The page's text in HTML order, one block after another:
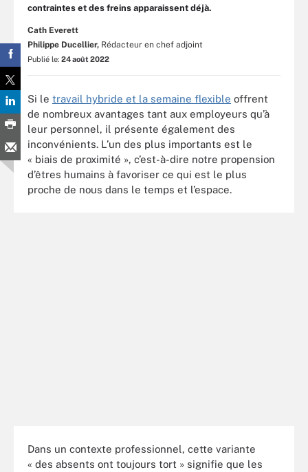
contraintes et des freins apparaissent déjà.
Cath Everett
Philippe Ducellier, Rédacteur en chef adjoint
Publié le: 24 août 2022
Si le travail hybride et la semaine flexible offrent
de nombreux avantages tant aux employeurs qu’à
leur personnel, il présente également des
inconvénients. L’un des plus importants est le
« biais de proximité », c’est-à-dire notre propension
d’êtres humains à favoriser ce qui est le plus
proche de nous dans le temps et l’espace.
Dans un contexte professionnel, cette variante
« des absents ont toujours tort » signifie que les